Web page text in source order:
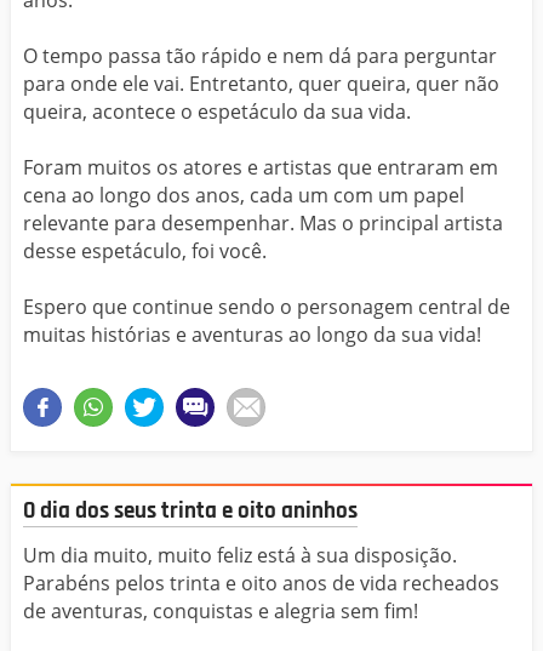
O tempo passa tão rápido e nem dá para perguntar
para onde ele vai. Entretanto, quer queira, quer não
queira, acontece o espetáculo da sua vida.
Foram muitos os atores e artistas que entraram em
cena ao longo dos anos, cada um com um papel
relevante para desempenhar. Mas o principal artista
desse espetáculo, foi você.
Espero que continue sendo o personagem central de
muitas histórias e aventuras ao longo da sua vida!
O dia dos seus trinta e oito aninhos
Um dia muito, muito feliz está à sua disposição.
Parabéns pelos trinta e oito anos de vida recheados
de aventuras, conquistas e alegria sem fim!